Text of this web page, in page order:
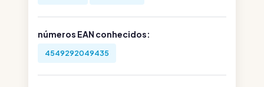
números EAN conhecidos:
4549292049435